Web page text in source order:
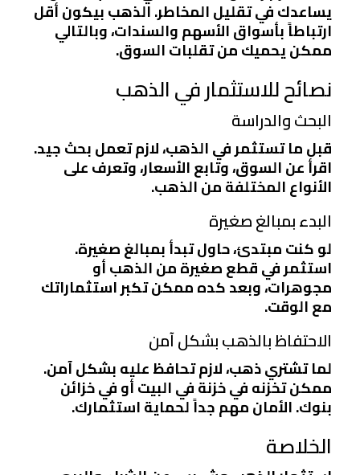
يساعدك في تقليل المخاطر. الذهب بيكون أقل
ارتباطاً بأسواق الأسهم والسندات، وبالتالي
ممكن يحميك من تقلبات السوق.
نصائح للاستثمار في الذهب
البحث والدراسة
قبل ما تستثمر في الذهب، لازم تعمل بحث جيد.
اقرأ عن السوق، وتابع الأسعار، وتعرف على
الأنواع المختلفة من الذهب.
البدء بمبالغ صغيرة
لو كنت مبتدئ، حاول تبدأ بمبالغ صغيرة.
استثمر في قطع صغيرة من الذهب أو
مجوهرات، وبعد كده ممكن تكبر استثماراتك
مع الوقت.
الاحتفاظ بالذهب بشكل آمن
لما تشتري ذهب، لازم تحافظ عليه بشكل آمن.
ممكن تخزنه في خزنة في البيت أو في خزائن
بنوك. الأمان مهم جداً لحماية استثمارك.
الخلاصة